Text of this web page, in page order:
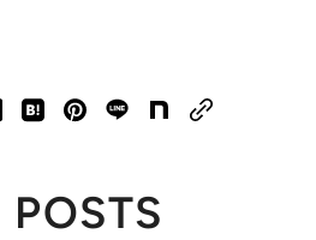
POSTS